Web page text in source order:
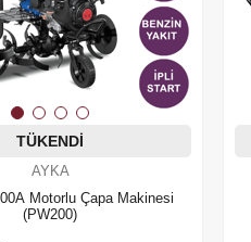
TÜKENDI
AYKA
Motorlu Çapa Makinesi
(PW200)